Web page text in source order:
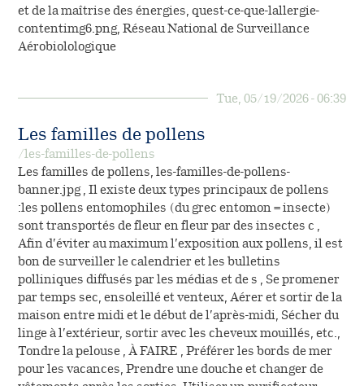
et de la maîtrise des énergies, quest-ce-que-lallergie-
contentimg6.png, Réseau National de Surveillance
Aérobiolologique
Tue, 05/19/2026 - 06:39
Les familles de pollens
/les-familles-de-pollens
Les familles de pollens, les-familles-de-pollens-
banner.jpg , Il existe deux types principaux de pollens
:les pollens entomophiles (du grec entomon = insecte)
sont transportés de fleur en fleur par des insectes c ,
Afin d’éviter au maximum l’exposition aux pollens, il est
bon de surveiller le calendrier et les bulletins
polliniques diffusés par les médias et de s , Se promener
par temps sec, ensoleillé et venteux, Aérer et sortir de la
maison entre midi et le début de l’après-midi, Sécher du
linge à l’extérieur, sortir avec les cheveux mouillés, etc.,
Tondre la pelouse , À FAIRE , Préférer les bords de mer
pour les vacances, Prendre une douche et changer de